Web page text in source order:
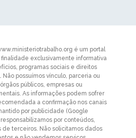
é um portal
exclusivamente informativa
programas sociais e direitos
Não possuímos vínculo, parceria ou
públicos, empresas ou
As informações podem sofrer
a confirmação nos canais
por publicidade (Google
por conteúdos,
de terceiros. Não solicitamos dados